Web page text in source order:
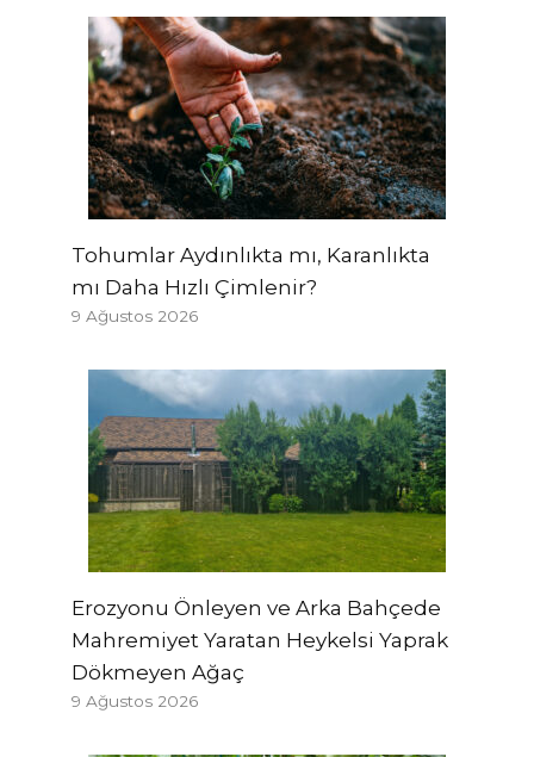
Tohumlar Aydınlıkta mı, Karanlıkta
mı Daha Hızlı Çimlenir?
9 Ağustos 2026
Erozyonu Önleyen ve Arka Bahçede
Mahremiyet Yaratan Heykelsi Yaprak
Dökmeyen Ağaç
9 Ağustos 2026